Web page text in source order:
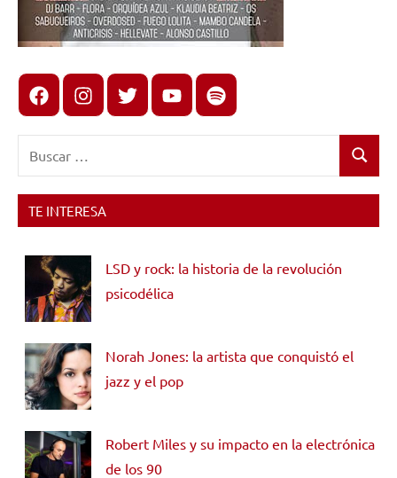
FacebookInstagram
X youtubespotify
Buscar
TE INTERESA
LSD y rock: la historia de la revolución
psicodélica
Norah Jones: la artista que conquistó el
jazz y el pop
Robert Miles y su impacto en la electrónica
de los 90